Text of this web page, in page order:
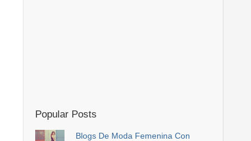
Popular Posts
Blogs De Moda Femenina Con